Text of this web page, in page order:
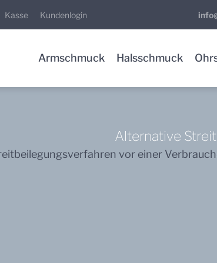
Kasse Kundenlogin
Armschmuck Halsschmuck
Alternative
vor einer